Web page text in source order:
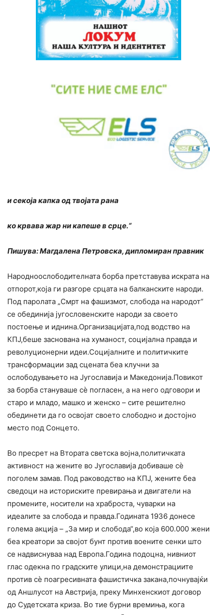
и секоја капка од твојата рана
ко крвава жар ни капеше в срце.“
Пишува: Магдалена Петровска, дипломиран правник
Народноослободителната борба претставува искрата на
отпорот,која ги разгоре срцата на балканските народи.
Под паролата „Смрт на фашизмот, слобода на народот“
се обединија југословенските народи за своето
постоење и иднина.Организацијата,под водство на
КПЈ,беше заснована на хуманост, социјална правда и
револуционерни идеи.Социјалните и политичките
трансформации зад сцената беа клучни за
ослободувањето на Југославија и Македонија.Повикот
за борба стануваше сè погласен, а на него одговори и
старо и младо, машко и женско – сите решително
обединети да го освојат своето слободно и достојно
место под Сонцето.
Во пресрет на Втората светска војна,политичката
активност на жените во Југославија добиваше сè
поголем замав. Под раководство на КПЈ, жените беа
сведоци на историските превирања и двигатели на
промените, носители на храброста, чуварки на
идеалите за слобода и правда.Годината 1936 донесе
голема акција – „За мир и слобода“,во која 600.000 жени
беа креатори за својот бунт против воените сенки што
се надвиснуваа над Европа.Година подоцна, нивниот
глас одекна по градските улици,на демонстрациите
против сè поагресивната фашистичка закана,почнувајќи
од Аншлусот на Австрија, преку Минхенскиот договор
до Судетската криза. Во тие бурни времиња, кога